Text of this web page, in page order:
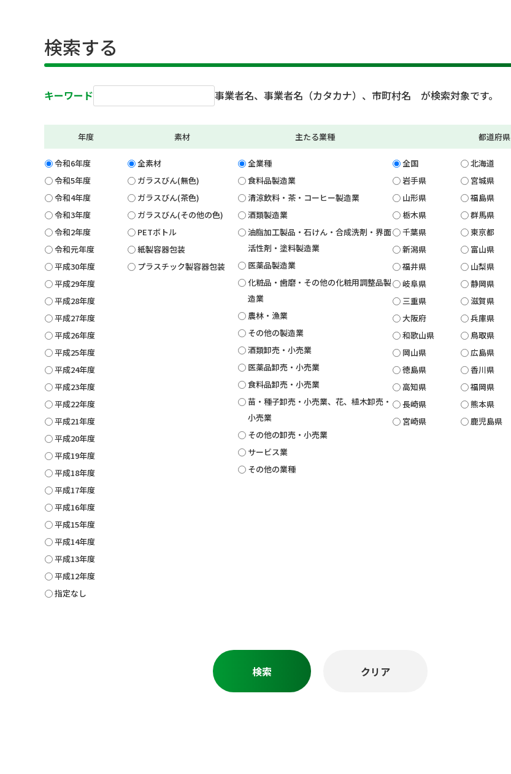
検索する
キーワード 事業者名、事業者名（カタカナ）、市町村名 が検索対象です。
年度
令和6年度
令和5年度
令和4年度
令和3年度
令和2年度
令和元年度
平成30年度
平成29年度
平成28年度
平成27年度
平成26年度
平成25年度
平成24年度
平成23年度
平成22年度
平成21年度
平成20年度
平成19年度
平成18年度
平成17年度
平成16年度
平成15年度
平成14年度
平成13年度
平成12年度
指定なし
素材
全素材
ガラスびん(無色)
ガラスびん(茶色)
ガラスびん(その他の色)
PETボトル
紙製容器包装
プラスチック製容器包装
主たる業種
全業種
食料品製造業
清涼飲料・茶・コーヒー製造業
酒類製造業
油脂加工製品・石けん・合成洗剤・界面
活性剤・塗料製造業
医薬品製造業
化粧品・歯磨・その他の化粧用調整品製
造業
農林・漁業
その他の製造業
酒類卸売・小売業
医薬品卸売・小売業
食料品卸売・小売業
苗・種子卸売・小売業、花、植木卸売・
小売業
その他の卸売・小売業
サービス業
その他の業種
都道府県
全国 北海道
岩手県
宮城県
山形県
福島県
栃木県
群馬県
千葉県
東京都
新潟県
富山県
福井県
山梨県
岐阜県
静岡県
三重県
滋賀県
大阪府
兵庫県
和歌山県
鳥取県
岡山県
広島県
徳島県
香川県
高知県
福岡県
長崎県
熊本県
宮崎県
鹿児島県